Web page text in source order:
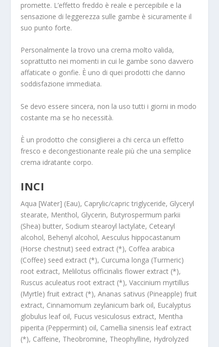
promette. L’effetto freddo è reale e percepibile e la
sensazione di leggerezza sulle gambe è sicuramente il
suo punto forte.
Personalmente la trovo una crema molto valida,
soprattutto nei momenti in cui le gambe sono davvero
affaticate o gonfie. È uno di quei prodotti che danno
soddisfazione immediata.
Se devo essere sincera, non la uso tutti i giorni in modo
costante ma se ho necessità.
È un prodotto che consiglierei a chi cerca un effetto
fresco e decongestionante reale più che una semplice
crema idratante corpo.
INCI
Aqua [Water] (Eau), Caprylic/capric triglyceride, Glyceryl
stearate, Menthol, Glycerin, Butyrospermum parkii
(Shea) butter, Sodium stearoyl lactylate, Cetearyl
alcohol, Behenyl alcohol, Aesculus hippocastanum
(Horse chestnut) seed extract (*), Coffea arabica
(Coffee) seed extract (*), Curcuma longa (Turmeric)
root extract, Melilotus officinalis flower extract (*),
Ruscus aculeatus root extract (*), Vaccinium myrtillus
(Myrtle) fruit extract (*), Ananas sativus (Pineapple) fruit
extract, Cinnamomum zeylanicum bark oil, Eucalyptus
globulus leaf oil, Fucus vesiculosus extract, Mentha
piperita (Peppermint) oil, Camellia sinensis leaf extract
(*), Caffeine, Theobromine, Theophylline, Hydrolyzed